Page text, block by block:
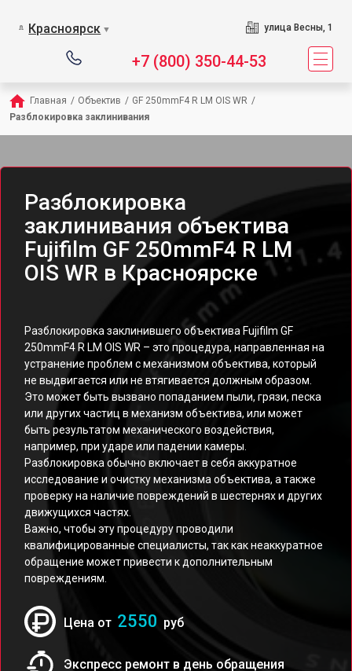
Красноярск ▼ улица Весны, 1
+7 (800) 350-44-53
Главная / Объектив / GF 250mmF4 R LM OIS WR /
Разблокировка заклинивания
Разблокировка
заклинивания объектива
Fujifilm GF 250mmF4 R LM
OIS WR в Красноярске
Разблокировка заклинившего объектива Fujifilm GF
250mmF4 R LM OIS WR – это процедура, направленная на
устранение проблем с механизмом объектива, который
не выдвигается или не втягивается должным образом.
Это может быть вызвано попаданием пыли, грязи, песка
или других частиц в механизм объектива, или может
быть результатом механического воздействия,
например, при ударе или падении камеры.
Разблокировка обычно включает в себя аккуратное
исследование и очистку механизма объектива, а также
проверку на наличие повреждений в шестернях и других
движущихся частях.
Важно, чтобы эту процедуру проводили
квалифицированные специалисты, так как неаккуратное
обращение может привести к дополнительным
повреждениям.
Цена от 2550 руб
Экспресс ремонт в день обращения